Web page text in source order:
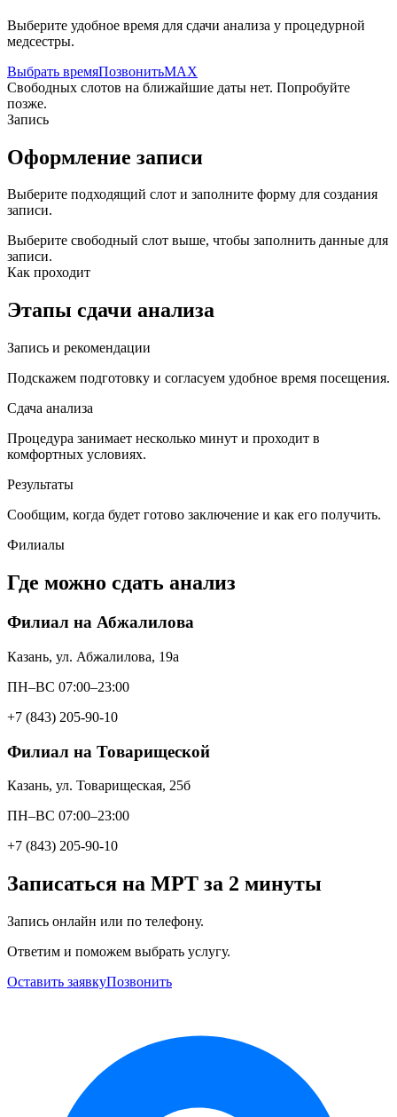
Выберите удобное время для сдачи анализа у процедурной
медсестры.
Выбрать времяПозвонитьMAX
Свободных слотов на ближайшие даты нет. Попробуйте
позже.
Запись
Оформление записи
Выберите подходящий слот и заполните форму для создания
записи.
Выберите свободный слот выше, чтобы заполнить данные для
записи.
Как проходит
Этапы сдачи анализа
Запись и рекомендации
Подскажем подготовку и согласуем удобное время посещения.
Сдача анализа
Процедура занимает несколько минут и проходит в
комфортных условиях.
Результаты
Сообщим, когда будет готово заключение и как его получить.
Филиалы
Где можно сдать анализ
Филиал на Абжалилова
Казань, ул. Абжалилова, 19а
ПН–ВС 07:00–23:00
+7 (843) 205-90-10
Филиал на Товарищеской
Казань, ул. Товарищеская, 25б
ПН–ВС 07:00–23:00
+7 (843) 205-90-10
Записаться на МРТ за 2 минуты
Запись онлайн или по телефону.
Ответим и поможем выбрать услугу.
Оставить заявкуПозвонить